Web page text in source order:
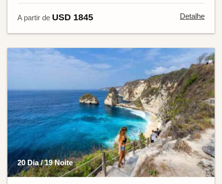
A partir de USD 1845 Detalhe
20 Dia / 19 Noite